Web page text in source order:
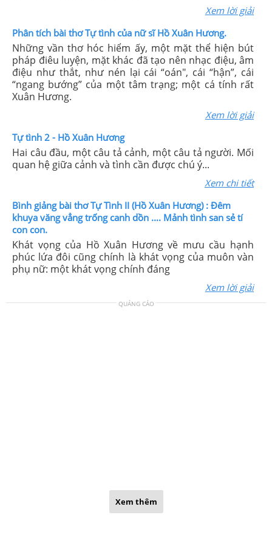
Xem lời giải
Phân tích bài thơ Tự tình của nữ sĩ Hồ Xuân Hương.
Những vần thơ hóc hiểm ấy, một mặt thể hiện bút
pháp điêu luyện, mặt khác đã tạo nên nhạc điệu, âm
điệu như thắt, như nén lại cái “oán", cái “hận”, cái
“ngang bướng” của một tâm trạng; một cá tính rất
Xuân Hương.
Xem lời giải
Tự tình 2 - Hồ Xuân Hương
Hai câu đầu, một câu tả cảnh, một câu tả người. Mối
quan hệ giữa cảnh và tình cần được chú ý...
Xem chi tiết
Bình giảng bài thơ Tự Tình II (Hồ Xuân Hương) : Đêm
khuya văng vẳng trống canh dồn .... Mảnh tình san sẻ tí
con con.
Khát vọng của Hồ Xuân Hương về mưu cầu hạnh
phúc lứa đôi cũng chính là khát vọng của muôn vàn
phụ nữ: một khát vọng chính đáng
Xem lời giải
QUẢNG CÁO
Xem thêm